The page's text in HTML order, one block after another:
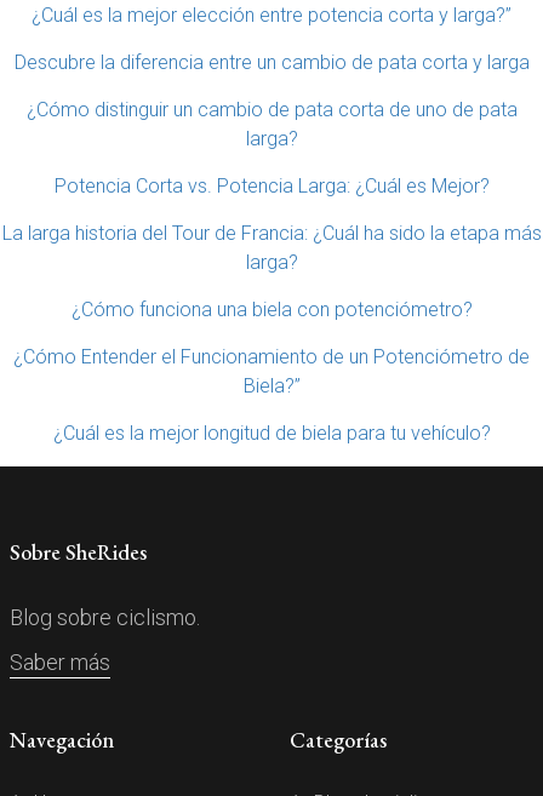
¿Cuál es la mejor elección entre potencia corta y larga?”
Descubre la diferencia entre un cambio de pata corta y larga
¿Cómo distinguir un cambio de pata corta de uno de pata
larga?
Potencia Corta vs. Potencia Larga: ¿Cuál es Mejor?
La larga historia del Tour de Francia: ¿Cuál ha sido la etapa más
larga?
¿Cómo funciona una biela con potenciómetro?
¿Cómo Entender el Funcionamiento de un Potenciómetro de
Biela?”
¿Cuál es la mejor longitud de biela para tu vehículo?
Sobre SheRides
Blog sobre ciclismo.
Saber más
Navegación Categorías